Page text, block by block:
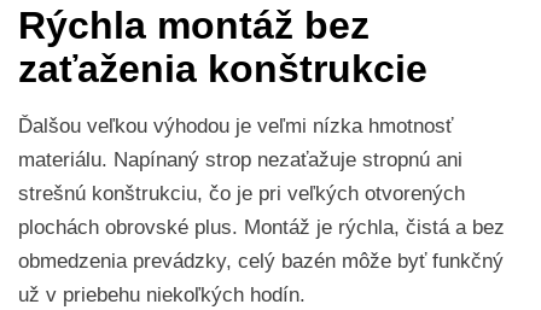
Rýchla montáž bez
zaťaženia konštrukcie
Ďalšou veľkou výhodou je veľmi nízka hmotnosť
materiálu. Napínaný strop nezaťažuje stropnú ani
strešnú konštrukciu, čo je pri veľkých otvorených
plochách obrovské plus. Montáž je rýchla, čistá a bez
obmedzenia prevádzky, celý bazén môže byť funkčný
už v priebehu niekoľkých hodín.